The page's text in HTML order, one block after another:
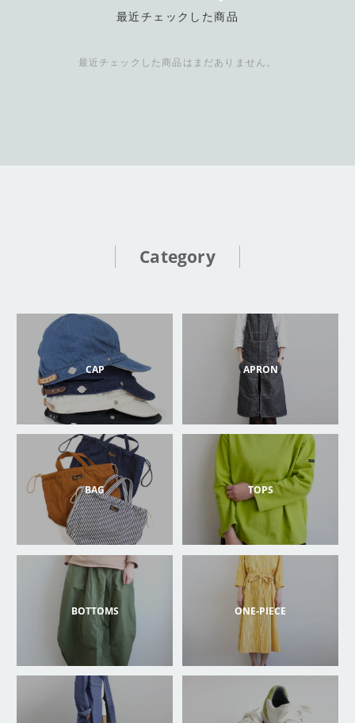
最近チェックした商品
最近チェックした商品はまだありません。
Category
CAP APRON
BAG TOPS
BOTTOMS ONE-PIECE